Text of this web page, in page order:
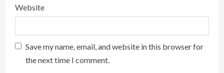
Website
Save my name, email, and website in this browser for
the next time I comment.